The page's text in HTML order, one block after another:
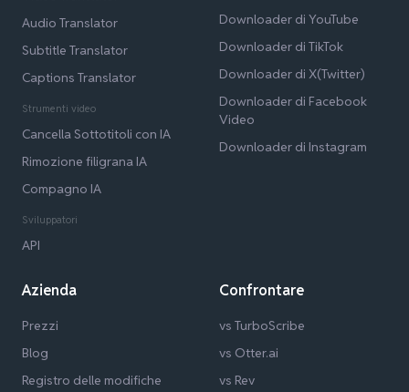
Audio Translator
Subtitle Translator
Captions Translator
Strumenti video
Cancella Sottotitoli con IA
Rimozione filigrana IA
Compagno IA
Sviluppatori
API
Downloader di YouTube
Downloader di TikTok
Downloader di X(Twitter)
Downloader di Facebook
Video
Downloader di Instagram
Azienda
Prezzi
Blog
Registro delle modifiche
Confrontare
vs TurboScribe
vs Otter.ai
vs Rev